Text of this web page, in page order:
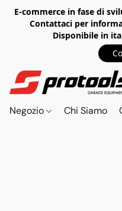
E-commerce in fase di
Contattaci per
Disponibile in
Negozio Chi Siamo